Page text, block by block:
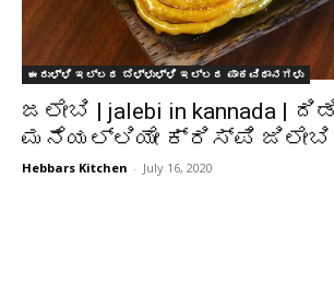
ಈರುಳ್ಳಿ ಇಲ್ಲದ ಬೆಳ್ಳುಳ್ಳಿ ಇಲ್ಲದ ಪಾಕವಿಧಾನಗಳು
ಜಲೇಬಿ | jalebi in kannada |
ಮನೆಯಲ್ಲಿಯೇ ಕ್ರಿಸ್ಪಿ ಜಿಲೇಬಿ
Hebbars Kitchen - July 16, 2020